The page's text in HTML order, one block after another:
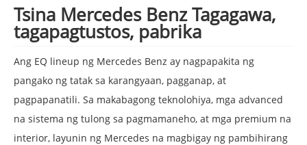
Tsina Mercedes Benz Tagagawa,
tagapagtustos, pabrika
Ang EQ lineup ng Mercedes Benz ay nagpapakita ng
pangako ng tatak sa karangyaan, pagganap, at
pagpapanatili. Sa makabagong teknolohiya, mga advanced
na sistema ng tulong sa pagmamaneho, at mga premium na
interior, layunin ng Mercedes na magbigay ng pambihirang